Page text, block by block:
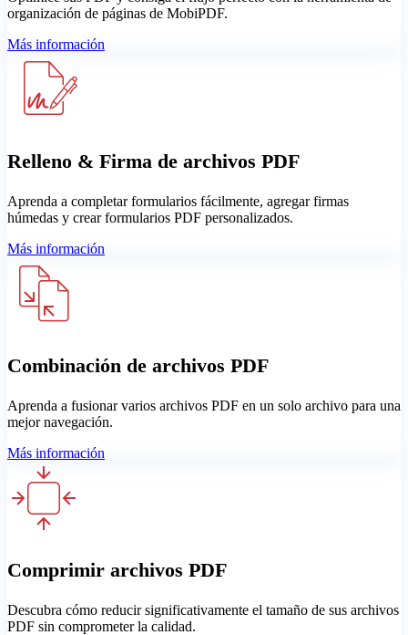
organización de páginas de MobiPDF.
Más información
Relleno & Firma de archivos PDF
Aprenda a completar formularios fácilmente, agregar firmas
húmedas y crear formularios PDF personalizados.
Más información
Combinación de archivos PDF
Aprenda a fusionar varios archivos PDF en un solo archivo para una
mejor navegación.
Más información
Comprimir archivos PDF
Descubra cómo reducir significativamente el tamaño de sus archivos
PDF sin comprometer la calidad.